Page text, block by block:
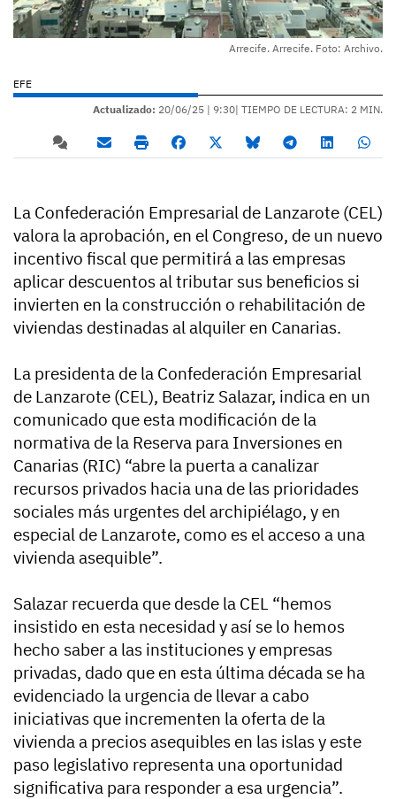
Arrecife. Arrecife. Foto: Archivo.
EFE
Actualizado: 20/06/25 | 9:30| TIEMPO DE LECTURA: 2 MIN.
La Confederación Empresarial de Lanzarote (CEL)
valora la aprobación, en el Congreso, de un nuevo
incentivo fiscal que permitirá a las empresas
aplicar descuentos al tributar sus beneficios si
invierten en la construcción o rehabilitación de
viviendas destinadas al alquiler en Canarias.
La presidenta de la Confederación Empresarial
de Lanzarote (CEL), Beatriz Salazar, indica en un
comunicado que esta modificación de la
normativa de la Reserva para Inversiones en
Canarias (RIC) “abre la puerta a canalizar
recursos privados hacia una de las prioridades
sociales más urgentes del archipiélago, y en
especial de Lanzarote, como es el acceso a una
vivienda asequible”.
Salazar recuerda que desde la CEL “hemos
insistido en esta necesidad y así se lo hemos
hecho saber a las instituciones y empresas
privadas, dado que en esta última década se ha
evidenciado la urgencia de llevar a cabo
iniciativas que incrementen la oferta de la
vivienda a precios asequibles en las islas y este
paso legislativo representa una oportunidad
significativa para responder a esa urgencia”.